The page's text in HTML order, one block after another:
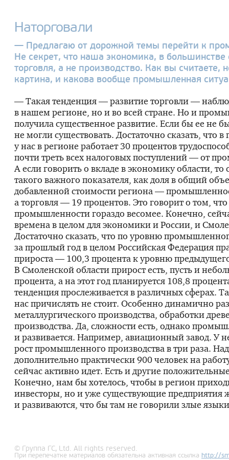
Наторговали
— Предлагаю от дорожной темы перейти к
Не секрет, что наша экономика, в большинстве
торговля, а не производство. Как вы считаете,
картина, и какова вообще промышленная
— Такая тенденция — развитие торговли —
в нашем регионе, но и во всей стране. Но и
получила существенное развитие. Если бы ее не
не могли существовать. Достаточно сказать, что
у нас в регионе работает 30 процентов
почти треть всех налоговых поступлений — от
А если говорить о вкладе в экономику области, то
такого важного показателя, как доля в общий
добавленной стоимости региона —
а торговля — 19 процентов. Это говорит о том, что
промышленности гораздо весомее. Конечно,
времена в целом для экономики и России, и
Достаточно сказать, что по уровню
за прошлый год в целом Российская Федерация
прироста — 100,3 процента к уровню
В Смоленской области прирост есть, пусть и
процента, а на этот год планируется 108,8
тенденция прослеживается в различных сферах.
нас причислять не стоит. Особенно динамично
металлургического производства, обработки
производства. Да, сложности есть, однако
и развивается. Например, авиационный завод. У
рост промышленного производства в три раза.
дополнительно практически 900 человек на
сейчас активно идет. Есть и другие
Конечно, нам бы хотелось, чтобы в регион
инвесторы, но и уже существующие предприятия
и развиваются, что бы там не говорили злые
© Группа ГС, Ltd. All rights reserved.
При перепечатке материалов обязательна активная ссылка http://